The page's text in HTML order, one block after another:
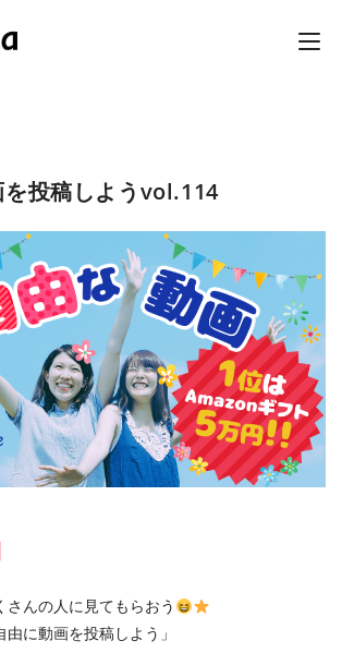
を投稿しようvol.114
んの人に見てもらおう
に動画を投稿しよう」